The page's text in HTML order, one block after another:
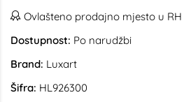
Ovlašteno prodajno mjesto u RH
Dostupnost: Po narudžbi
Brand: Luxart
Šifra: HL926300